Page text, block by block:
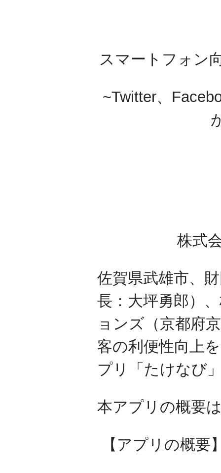
スマートフォン
~Twitter、
株式
佐賀県武雄市、
長：大坪勇郎）
ョンズ（京都府
客の利便性向上
プリ「たけなび
本アプリの概要
【アプリの概要